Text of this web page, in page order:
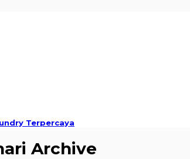
Terpercaya
Archive